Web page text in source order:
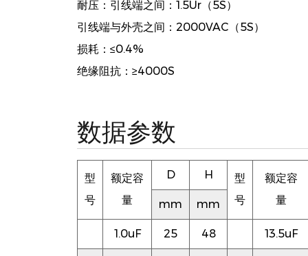
耐压：引线端之间：1.5Ur（5S）
引线端与外壳之间：2000VAC（5S）
损耗：≤0.4%
绝缘阻抗：≥4000S
数据参数
型
号
额定容
量
D H
型
号
额定容
量
mm mm
1.0uF 25 48 13.5uF